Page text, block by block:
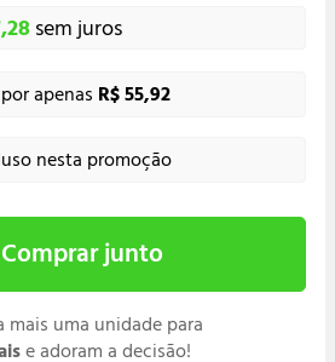
sem juros
apenas R$ 55,92
nesta promoção
Comprar junto
mais uma unidade para
e adoram a decisão!